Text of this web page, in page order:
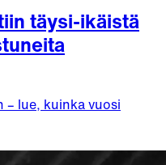
täysi-ikäistä
– lue, kuinka vuosi